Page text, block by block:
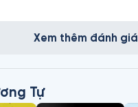
Xem thêm đánh giá
Tự